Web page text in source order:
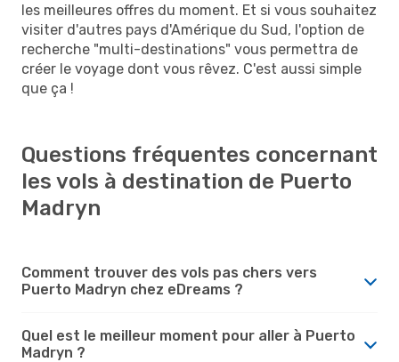
les meilleures offres du moment. Et si vous souhaitez
visiter d'autres pays d'Amérique du Sud, l'option de
recherche "multi-destinations" vous permettra de
créer le voyage dont vous rêvez. C'est aussi simple
que ça !
Questions fréquentes concernant
les vols à destination de Puerto
Madryn
Comment trouver des vols pas chers vers
Puerto Madryn chez eDreams ?
Quel est le meilleur moment pour aller à Puerto
Madryn ?